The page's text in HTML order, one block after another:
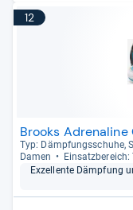
12
Brooks Adrenaline
Typ: Dämp­fungs­schuhe,
Damen
Exzel­lente Dämp­fung